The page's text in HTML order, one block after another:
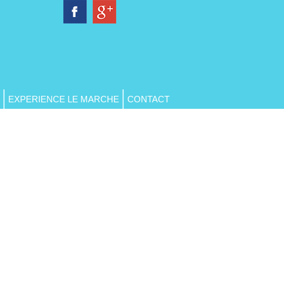
EXPERIENCE LE MARCHE CONTACT